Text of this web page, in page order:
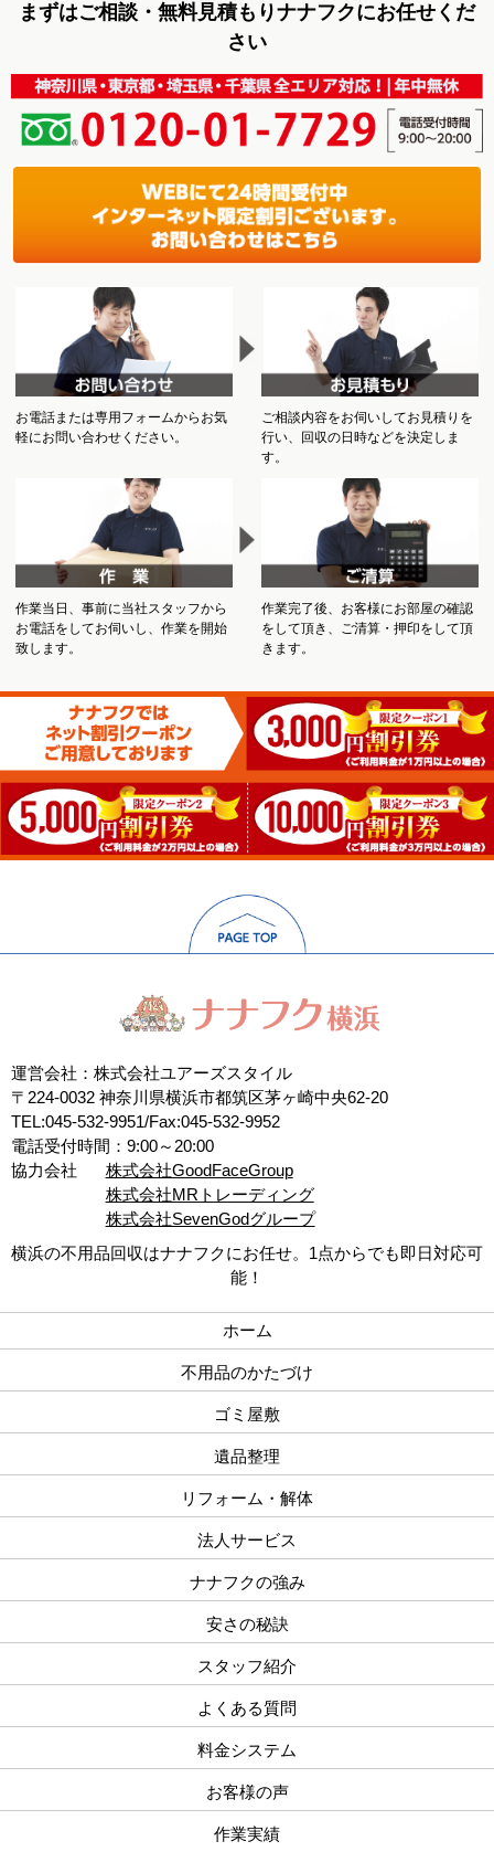
まずはご相談・無料見積もりナナフクにお任せくだ
さい
お電話または専用フォームからお気
軽にお問い合わせください。
ご相談内容をお伺いしてお見積りを
行い、回収の日時などを決定しま
す。
作業当日、事前に当社スタッフから
お電話をしてお伺いし、作業を開始
致します。
作業完了後、お客様にお部屋の確認
をして頂き、ご清算・押印をして頂
きます。
運営会社：株式会社ユアーズスタイル
〒224-0032 神奈川県横浜市都筑区茅ヶ崎中央62-20
TEL:045-532-9951/Fax:045-532-9952
電話受付時間：9:00～20:00
協力会社
株式会社GoodFaceGroup
株式会社MRトレーディング
株式会社SevenGodグループ
横浜の不用品回収はナナフクにお任せ。1点からでも即日対応可
能！
ホーム
不用品のかたづけ
ゴミ屋敷
遺品整理
リフォーム・解体
法人サービス
ナナフクの強み
安さの秘訣
スタッフ紹介
よくある質問
料金システム
お客様の声
作業実績